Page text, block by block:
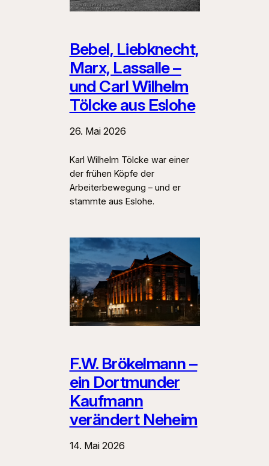
Bebel, Liebknecht,
Marx, Lassalle –
und Carl Wilhelm
Tölcke aus Eslohe
26. Mai 2026
Karl Wilhelm Tölcke war einer
der frühen Köpfe der
Arbeiterbewegung – und er
stammte aus Eslohe.
F.W. Brökelmann –
ein Dortmunder
Kaufmann
verändert Neheim
14. Mai 2026